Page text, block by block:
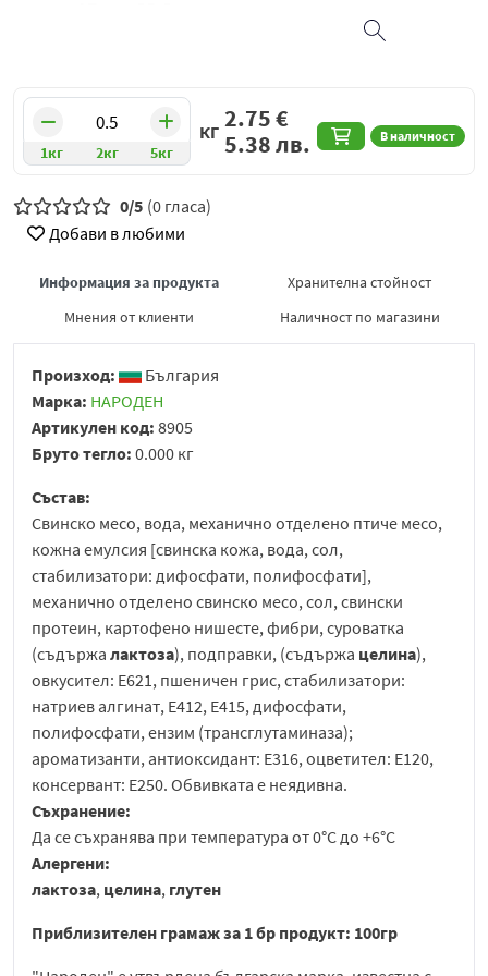
1кг 2кг 5кг
КГ В наличност
2.75€
5.38лв.
0/5 (0 гласа)
Добави в любими
Информация за продукта
Хранителна стойност
Мнения от клиенти
Наличност по магазини
Произход:
България
Марка: НАРОДЕН
Артикулен код: 8905
Бруто тегло: 0.000 кг
Състав:
Свинско месо, вода, механично отделено птиче месо,
кожна емулсия [свинска кожа, вода, сол,
стабилизатори: дифосфати, полифосфати],
механично отделено свинско месо, сол, свински
протеин, картофено нишесте, фибри, суроватка
(съдържа лактоза), подправки, (съдържа целина),
овкусител: E621, пшеничен грис, стабилизатори:
натриев алгинат, E412, E415, дифосфати,
полифосфати, ензим (трансглутаминаза);
ароматизанти, антиоксидант: E316, оцветител: E120,
консервант: E250. Обвивката е неядивна.
Съхранение:
Да се съхранява при температура от 0°C до +6°C
Алергени:
лактоза, целина, глутен
Приблизителен грамаж за 1 бр продукт: 100гр